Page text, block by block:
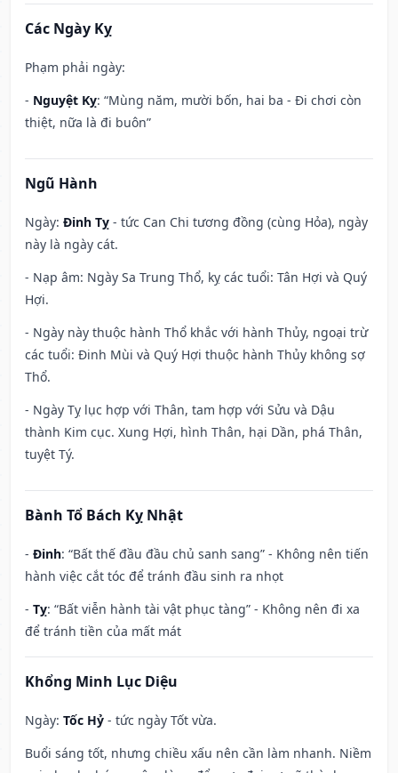
Các Ngày Kỵ
Phạm phải ngày:
- Nguyệt Kỵ: “Mùng năm, mười bốn, hai ba - Đi chơi còn
thiệt, nữa là đi buôn”
Ngũ Hành
Ngày: Đinh Tỵ - tức Can Chi tương đồng (cùng Hỏa), ngày
này là ngày cát.
- Nạp âm: Ngày Sa Trung Thổ, kỵ các tuổi: Tân Hợi và Quý
Hợi.
- Ngày này thuộc hành Thổ khắc với hành Thủy, ngoại trừ
các tuổi: Đinh Mùi và Quý Hợi thuộc hành Thủy không sợ
Thổ.
- Ngày Tỵ lục hợp với Thân, tam hợp với Sửu và Dậu
thành Kim cục. Xung Hợi, hình Thân, hại Dần, phá Thân,
tuyệt Tý.
Bành Tổ Bách Kỵ Nhật
- Đinh: “Bất thế đầu đầu chủ sanh sang” - Không nên tiến
hành việc cắt tóc để tránh đầu sinh ra nhọt
- Tỵ: “Bất viễn hành tài vật phục tàng” - Không nên đi xa
để tránh tiền của mất mát
Khổng Minh Lục Diệu
Ngày: Tốc Hỷ - tức ngày Tốt vừa.
Buổi sáng tốt, nhưng chiều xấu nên cần làm nhanh. Niềm